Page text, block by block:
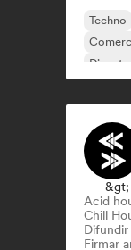
Techno
&gt;
Acid
Chill
Difundir
Firmar